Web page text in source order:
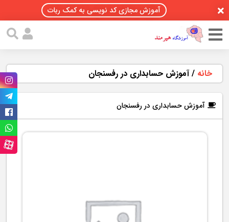
آموزش مجازی کد نویسی به کمک ربات
خانه /آموزش حسابداری در رفسنجان
آموزش حسابداری در رفسنجان